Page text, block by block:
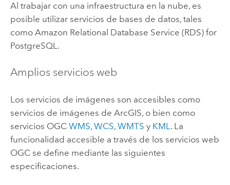
Al trabajar con una infraestructura en la nube, es
posible utilizar servicios de bases de datos, tales
como Amazon Relational Database Service (RDS) for
PostgreSQL.
Amplios servicios web
Los servicios de imágenes son accesibles como
servicios de imágenes de ArcGIS, o bien como
servicios OGC WMS, WCS, WMTS y KML . La
funcionalidad accesible a través de los servicios web
OGC se define mediante las siguientes
especificaciones.